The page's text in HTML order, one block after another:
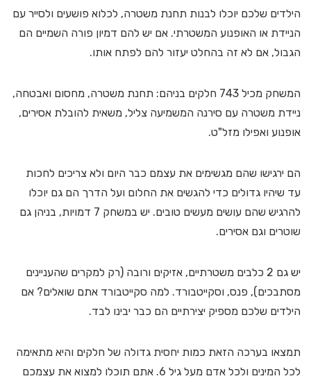
הילדים שלכם יוכלו לבנות תחנת משטרה, לכלוא פושעים ולסייר עם
הניידת או האופנוע המשטרתי. אם יש להם דמיון פורה השמיים הם
הגבול, אם לא זה בהחלט יעזור להם לפתח אותו.
המשחק מכיל 743 חלקים בניהם: תחנת משטרה, מחסום ואבטחה,
ניידת משטרה עם סירנה המשמיעה צליל, משאית להובלת אסירים,
אופנוע ואפילו מזל"ט.
הם ירגישו שהם מגשימים את עצמם כבר היום ולא צריכים לחכות
עד שיהיו גדולים כדי להגשים את החלום ועל הדרך הם גם יוכלו
להרגיש שהם עושים מעשים טובים. יש במשחק 7 דמויות, בניהן גם
שוטרים וגם אסירים.
יש גם 2 כלבים משטרתיים, אזיקים ורובה (רק למקרים שהעניינים
מסתבכים), פנס, וסקייטבורד. למה סקייטבורד אתם שואלים? אם
הילדים שלכם מספיק יצירתיים הם כבר יבינו לבד.
תמצאו בערכה הזאת כמות יחסית גדולה של חלקים והיא מתאימה
לכל המינים ולכל אדם מעל גיל 6. אתם תוכלו למצוא את עצמכם